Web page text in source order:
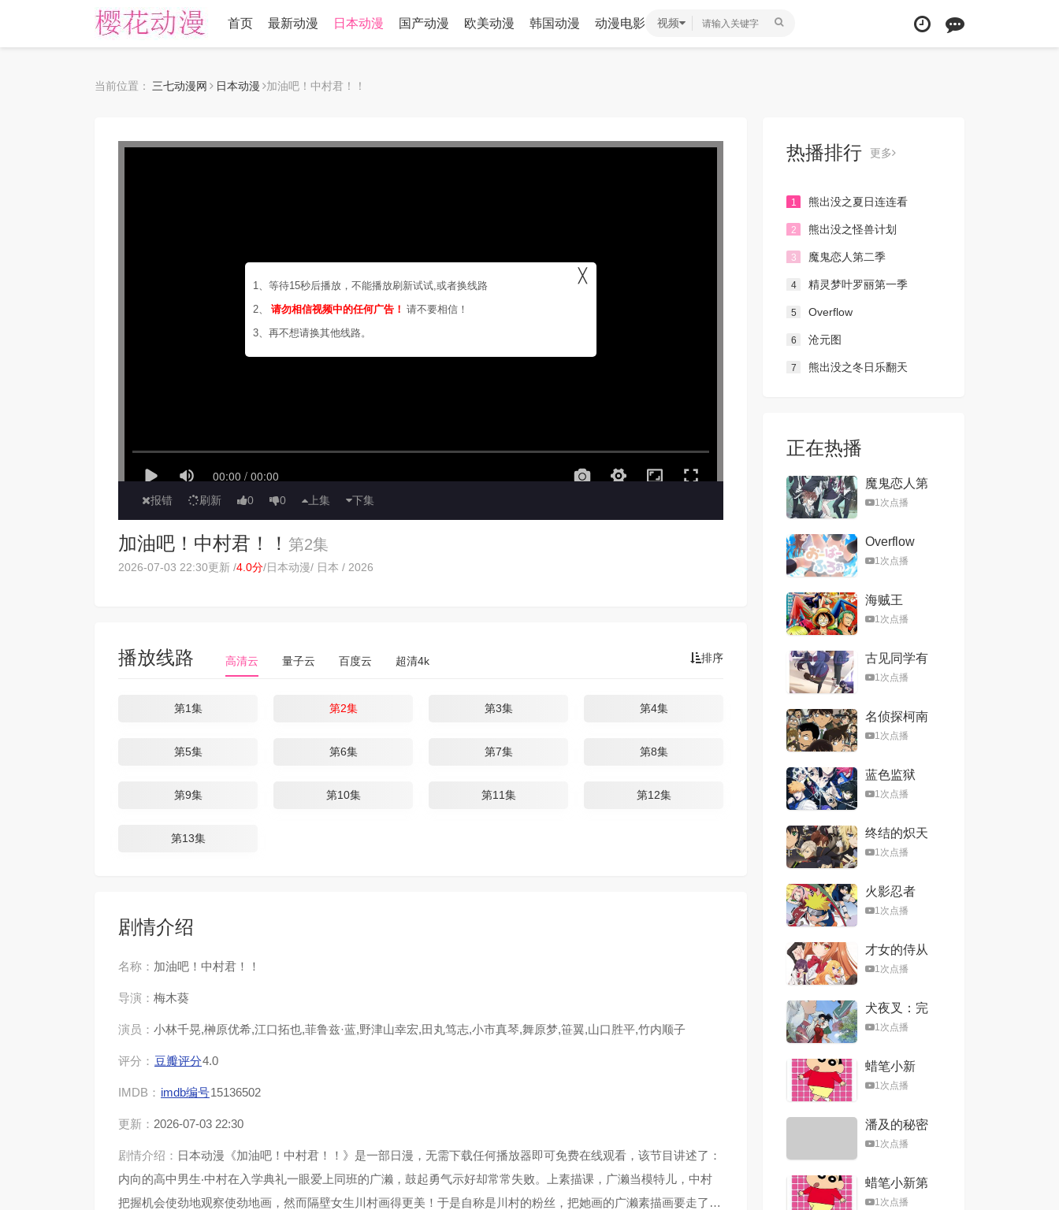
首页 最新动漫 日本动漫 国产动漫 欧美动漫 韩国动漫 动漫电影 视频
当前位置： 三七动漫网 日本动漫 加油吧！中村君！！
报错 刷新 0 0 上集 下集
1、等待15秒后播放，不能播放刷新试试,或者换线路
2、
请勿相信视频中的任何广告！ 请不要相信！
3、再不想请换其他线路。
╳
加油吧！中村君！！ 第2集
2026-07-03 22:30更新 /4.0分/日本动漫/ 日本 / 2026
排序
播放线路 高清云 量子云 百度云 超清4k
第1集 第2集 第3集 第4集
第5集 第6集 第7集 第8集
第9集 第10集 第11集 第12集
第13集
剧情介绍
名称： 加油吧！中村君！！
导演： 梅木葵
演员： 小林千晃,榊原优希,江口拓也,菲鲁兹·蓝,野津山幸宏,田丸笃志,小市真琴,舞原梦,笹翼,山口胜平,竹内顺子
评分： 豆瓣评分4.0
IMDB： imdb编号15136502
更新： 2026-07-03 22:30
剧情介绍： 日本动漫《加油吧！中村君！！》是一部日漫，无需下载任何播放器即可免费在线观看，该节目讲述了：
内向的高中男生‧中村在入学典礼一眼爱上同班的广濑，鼓起勇气示好却常常失败。上素描课，广濑当模特儿，中村
把握机会使劲地观察使劲地画，然而隔壁女生川村画得更美！于是自称是川村的粉丝，把她画的广濑素描画要走了…
热播排行 更多
1 熊出没之夏日连连看
2 熊出没之怪兽计划
3 魔鬼恋人第二季
4 精灵梦叶罗丽第一季
5 Overflow
6 沧元图
7 熊出没之冬日乐翻天
正在热播
魔鬼恋人第
二季1次点播
Overflow
1次点播
海贼王
1次点播
古见同学有
交流障碍症
1次点播
名侦探柯南
1次点播
蓝色监狱
1次点播
终结的炽天
使：名古屋
1次点播
火影忍者
1次点播
才女的侍从
在满是高岭
顾（毫无生
活自理能力
1次点播
犬夜叉：完
结篇1次点播
蜡笔小新
1次点播
潘及的秘密
日记1次点播
蜡笔小新第
二季1次点播